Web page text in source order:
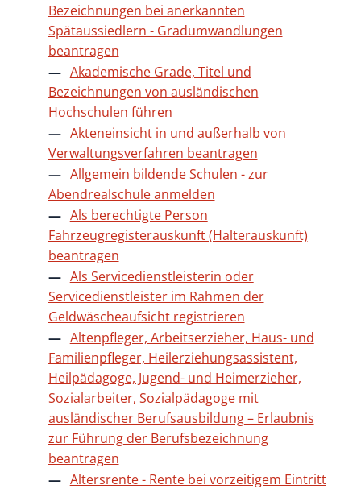
Bezeichnungen bei anerkannten
Spätaussiedlern - Gradumwandlungen
beantragen
Akademische Grade, Titel und
Bezeichnungen von ausländischen
Hochschulen führen
Akteneinsicht in und außerhalb von
Verwaltungsverfahren beantragen
Allgemein bildende Schulen - zur
Abendrealschule anmelden
Als berechtigte Person
Fahrzeugregisterauskunft (Halterauskunft)
beantragen
Als Servicedienstleisterin oder
Servicedienstleister im Rahmen der
Geldwäscheaufsicht registrieren
Altenpfleger, Arbeitserzieher, Haus- und
Familienpfleger, Heilerziehungsassistent,
Heilpädagoge, Jugend- und Heimerzieher,
Sozialarbeiter, Sozialpädagoge mit
ausländischer Berufsausbildung – Erlaubnis
zur Führung der Berufsbezeichnung
beantragen
Altersrente - Rente bei vorzeitigem Eintritt